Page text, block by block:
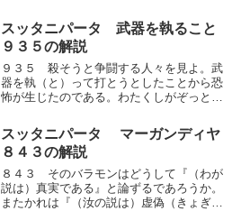
ある」と。自らの人間的思考の運動（快⇔
不快）を止めて中道を歩むことをよく知っ
て、よく自ら...
スッタニパータ 武器を執ること
９３５の解説
９３５ 殺そうと争闘する人々を見よ。武
器を執（と）って打とうとしたことから恐
怖が生じたのである。わたくしがぞっとし
（の）べよう。殺そうと争闘する人々を見
よ。武器を執（と）って打とうとしたこと
から、人間的...
スッタニパータ マーガンディヤ
８４３の解説
８４３ そのバラモンはどうして『（わが
説は）真実である』と論ずるであろうか。
またかれは『（汝の説は）虚偽（きょぎ）